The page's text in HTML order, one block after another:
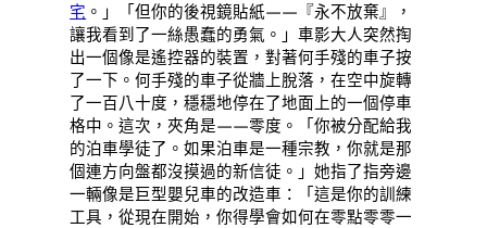
宅 。」「但你的後視鏡貼紙——『永不放棄』，
讓我看到了一絲愚蠢的勇氣。」車影大人突然掏
出一個像是遙控器的裝置，對著何手殘的車子按
了一下。何手殘的車子從牆上脫落，在空中旋轉
了一百八十度，穩穩地停在了地面上的一個停車
格中。這次，夾角是——零度。「你被分配給我
的泊車學徒了。如果泊車是一種宗教，你就是那
個連方向盤都沒摸過的新信徒。」她指了指旁邊
一輛像是巨型嬰兒車的改造車：「這是你的訓練
工具，從現在開始，你得學會如何在零點零零一